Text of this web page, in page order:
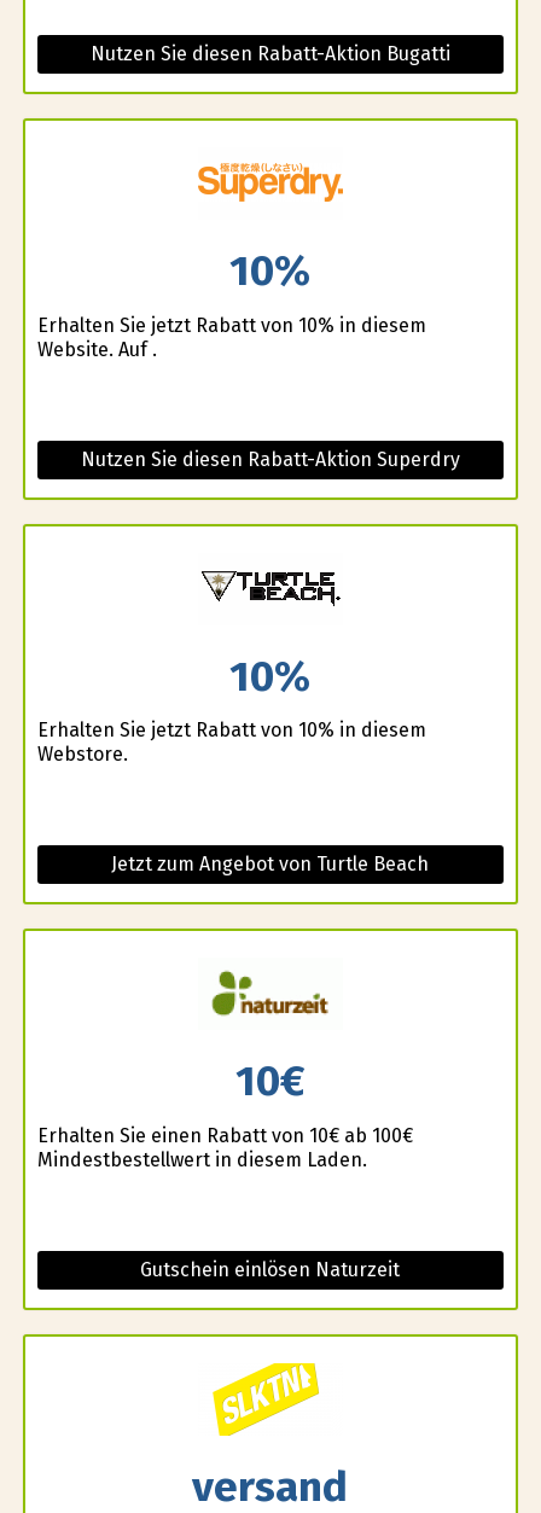
Nutzen Sie diesen Rabatt-Aktion Bugatti
10%
Erhalten Sie jetzt Rabatt von 10% in diesem
Website. Auf .
Nutzen Sie diesen Rabatt-Aktion Superdry
10%
Erhalten Sie jetzt Rabatt von 10% in diesem
Webstore.
Jetzt zum Angebot von Turtle Beach
10€
Erhalten Sie einen Rabatt von 10€ ab 100€
Mindestbestellwert in diesem Laden.
Gutschein einlösen Naturzeit
versand